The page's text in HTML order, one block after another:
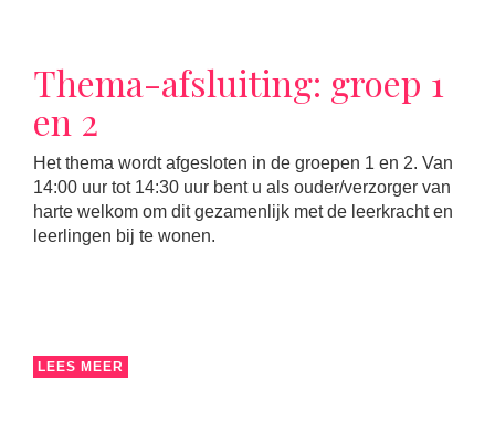
Thema-afsluiting: groep 1
en 2
Het thema wordt afgesloten in de groepen 1 en 2. Van
14:00 uur tot 14:30 uur bent u als ouder/verzorger van
harte welkom om dit gezamenlijk met de leerkracht en
leerlingen bij te wonen.
LEES MEER